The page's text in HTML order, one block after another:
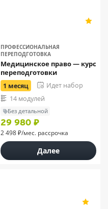
ПРОФЕССИОНАЛЬНАЯ
ПЕРЕПОДГОТОВКА
Медицинское право — курс
переподготовки
1 месяц
Идет набор
14 модулей
Без детальной
29 980 ₽
2 498 ₽/мес. рассрочка
Далее